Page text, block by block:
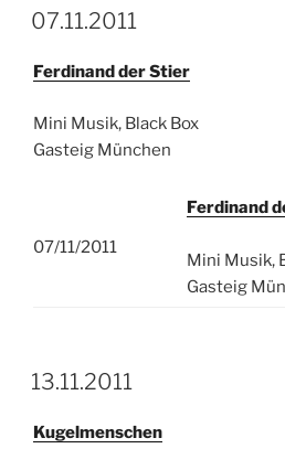
07.11.2011
Ferdinand der Stier
Mini Musik, Black Box
Gasteig München
07/11/2011
Ferdinand
Mini Musik,
Gasteig
13.11.2011
Kugelmenschen